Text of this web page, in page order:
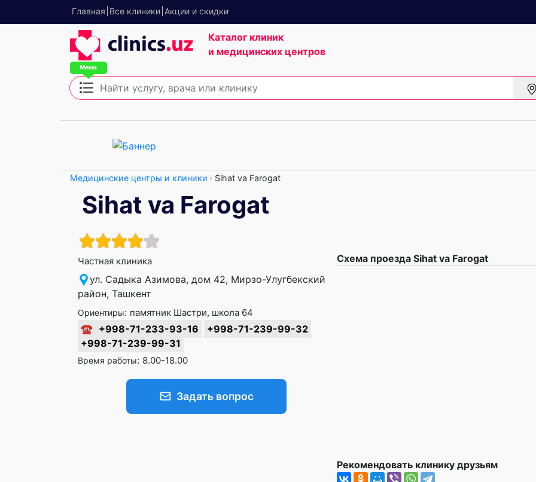
Главная Все клиники Акции и скидки
Каталог клиник
и медицинских центров
Медицинские центры и клиники Sihat va Farogat
Sihat va Farogat
Частная клиника
ул. Садыка Азимова, дом 42, Мирзо-Улугбекский
район, Ташкент
Ориентиры: памятник Шастри, школа 64
☎ +998-71-233-93-16
+998-71-239-99-32
+998-71-239-99-31
Время работы: 8.00-18.00
Задать вопрос
Схема проезда Sihat va Farogat
Рекомендовать клинику друзьям